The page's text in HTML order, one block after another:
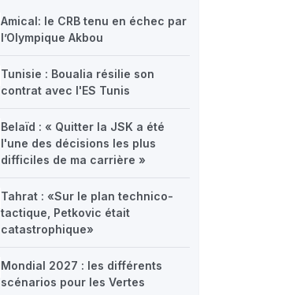
Amical: le CRB tenu en échec par
l’Olympique Akbou
Tunisie : Boualia résilie son
contrat avec l'ES Tunis
Belaïd : « Quitter la JSK a été
l'une des décisions les plus
difficiles de ma carrière »
Tahrat : «Sur le plan technico-
tactique, Petkovic était
catastrophique»
Mondial 2027 : les différents
scénarios pour les Vertes